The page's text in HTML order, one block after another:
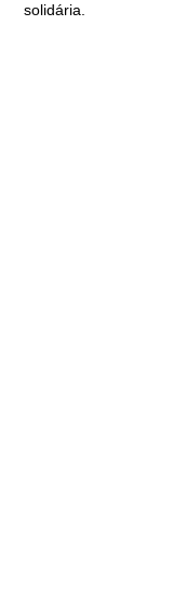
solidária.